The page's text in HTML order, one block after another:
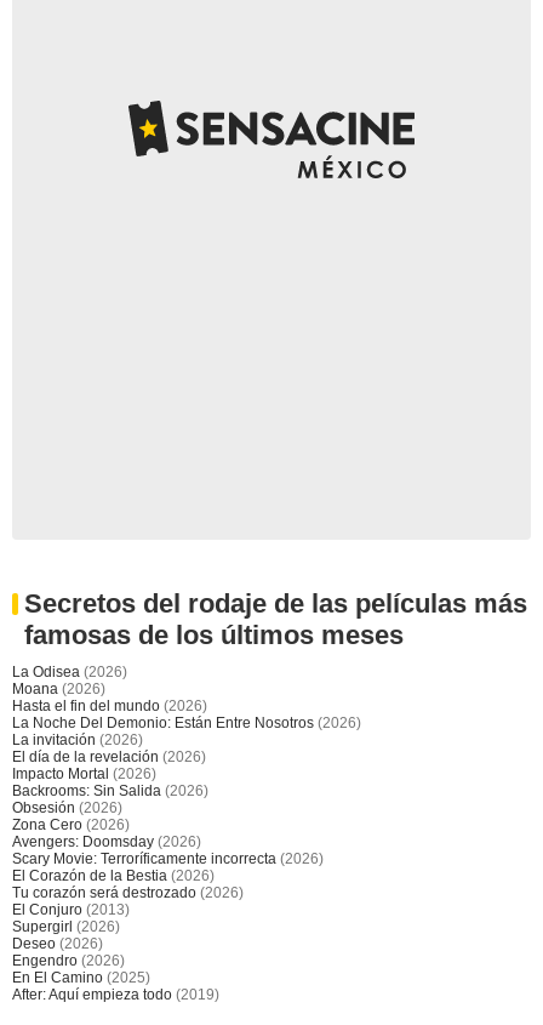
Secretos del rodaje de las películas más
famosas de los últimos meses
La Odisea (2026)
Moana (2026)
Hasta el fin del mundo (2026)
La Noche Del Demonio: Están Entre Nosotros (2026)
La invitación (2026)
El día de la revelación (2026)
Impacto Mortal (2026)
Backrooms: Sin Salida (2026)
Obsesión (2026)
Zona Cero (2026)
Avengers: Doomsday (2026)
Scary Movie: Terroríficamente incorrecta (2026)
El Corazón de la Bestia (2026)
Tu corazón será destrozado (2026)
El Conjuro (2013)
Supergirl (2026)
Deseo (2026)
Engendro (2026)
En El Camino (2025)
After: Aquí empieza todo (2019)